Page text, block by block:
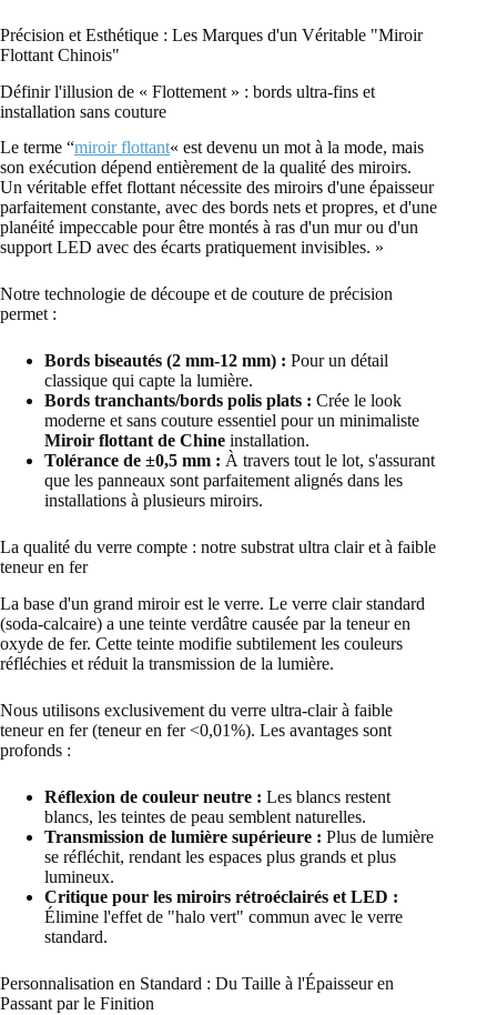
Précision et Esthétique : Les Marques d'un Véritable "Miroir
Flottant Chinois"
Définir l'illusion de « Flottement » : bords ultra-fins et
installation sans couture
Le terme “miroir flottant« est devenu un mot à la mode, mais
son exécution dépend entièrement de la qualité des miroirs.
Un véritable effet flottant nécessite des miroirs d'une épaisseur
parfaitement constante, avec des bords nets et propres, et d'une
planéité impeccable pour être montés à ras d'un mur ou d'un
support LED avec des écarts pratiquement invisibles. »
Notre technologie de découpe et de couture de précision
permet :
Bords biseautés (2 mm-12 mm) : Pour un détail
classique qui capte la lumière.
Bords tranchants/bords polis plats : Crée le look
moderne et sans couture essentiel pour un minimaliste
Miroir flottant de Chine installation.
Tolérance de ±0,5 mm : À travers tout le lot, s'assurant
que les panneaux sont parfaitement alignés dans les
installations à plusieurs miroirs.
La qualité du verre compte : notre substrat ultra clair et à faible
teneur en fer
La base d'un grand miroir est le verre. Le verre clair standard
(soda-calcaire) a une teinte verdâtre causée par la teneur en
oxyde de fer. Cette teinte modifie subtilement les couleurs
réfléchies et réduit la transmission de la lumière.
Nous utilisons exclusivement du verre ultra-clair à faible
teneur en fer (teneur en fer <0,01%). Les avantages sont
profonds :
Réflexion de couleur neutre : Les blancs restent
blancs, les teintes de peau semblent naturelles.
Transmission de lumière supérieure : Plus de lumière
se réfléchit, rendant les espaces plus grands et plus
lumineux.
Critique pour les miroirs rétroéclairés et LED :
Élimine l'effet de "halo vert" commun avec le verre
standard.
Personnalisation en Standard : Du Taille à l'Épaisseur en
Passant par le Finition